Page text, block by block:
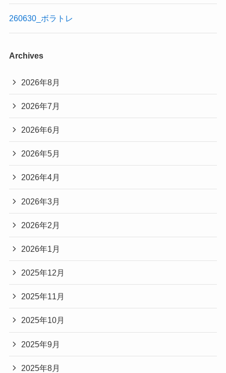
260630_ボラトレ
Archives
2026年8月
2026年7月
2026年6月
2026年5月
2026年4月
2026年3月
2026年2月
2026年1月
2025年12月
2025年11月
2025年10月
2025年9月
2025年8月